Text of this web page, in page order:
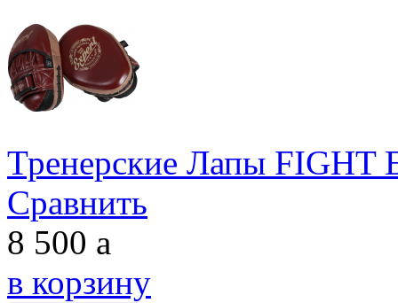
Тренерские Лапы FIGHT
Сравнить
8 500 a
в корзину